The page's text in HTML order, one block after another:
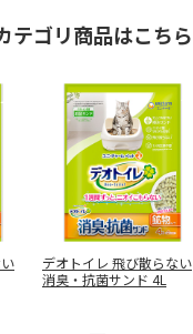
テゴリ商品はこちら
デオトイレ 飛び散らない
消臭・抗菌サンド 4L